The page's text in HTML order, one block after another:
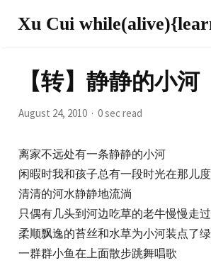
Xu Cui
【转】静静的小河
August 24, 2010 0 sec read
离家不远处有一条静静的小河
闲暇时我和孩子总有一段时光在那儿
清清的河水静静地流淌
只偶有几头到河边吃草的老牛慢慢走过
柔顺飘逸的苔丝和水草为小河装点了
一群群小鱼在上面散步跳舞唱歌